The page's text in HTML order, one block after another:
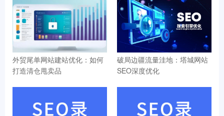
外贸尾单网站建站优化：如何
打造清仓甩卖品
破局边疆流量洼地：塔城网站
SEO深度优化